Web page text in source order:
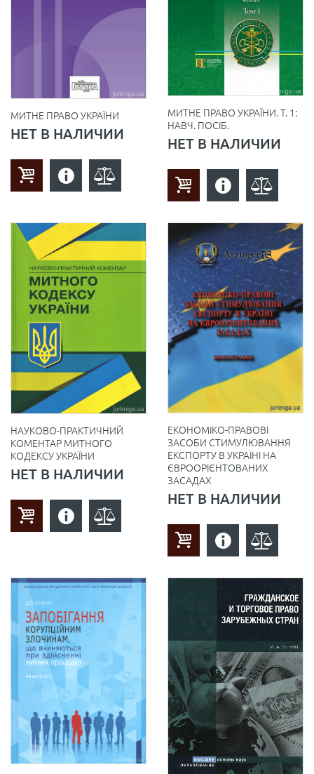
МИТНЕ ПРАВО УКРАЇНИ
НЕТ В НАЛИЧИИ
МИТНЕ ПРАВО УКРАЇНИ. Т. 1:
НАВЧ. ПОСІБ.
НЕТ В НАЛИЧИИ
НАУКОВО-ПРАКТИЧНИЙ
КОМЕНТАР МИТНОГО
КОДЕКСУ УКРАЇНИ
НЕТ В НАЛИЧИИ
ЕКОНОМІКО-ПРАВОВІ
ЗАСОБИ СТИМУЛЮВАННЯ
ЕКСПОРТУ В УКРАЇНІ НА
ЄВРООРІЄНТОВАНИХ
ЗАСАДАХ
НЕТ В НАЛИЧИИ